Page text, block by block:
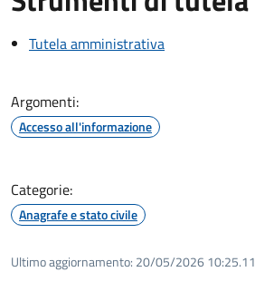
Tutela amministrativa
Argomenti:
Accesso all'informazione
Categorie:
Anagrafe e stato civile
Ultimo aggiornamento: 20/05/2026 10:25.11